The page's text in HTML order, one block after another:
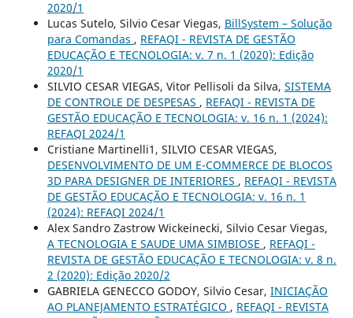
2020/1
Lucas Sutelo, Silvio Cesar Viegas, BillSystem – Solução
para Comandas , REFAQI - REVISTA DE GESTÃO
EDUCAÇÃO E TECNOLOGIA: v. 7 n. 1 (2020): Edição
2020/1
SILVIO CESAR VIEGAS, Vitor Pellisoli da Silva, SISTEMA
DE CONTROLE DE DESPESAS , REFAQI - REVISTA DE
GESTÃO EDUCAÇÃO E TECNOLOGIA: v. 16 n. 1 (2024):
REFAQI 2024/1
Cristiane Martinelli1, SILVIO CESAR VIEGAS,
DESENVOLVIMENTO DE UM E-COMMERCE DE BLOCOS
3D PARA DESIGNER DE INTERIORES , REFAQI - REVISTA
DE GESTÃO EDUCAÇÃO E TECNOLOGIA: v. 16 n. 1
(2024): REFAQI 2024/1
Alex Sandro Zastrow Wickeinecki, Silvio Cesar Viegas,
A TECNOLOGIA E SAUDE UMA SIMBIOSE , REFAQI -
REVISTA DE GESTÃO EDUCAÇÃO E TECNOLOGIA: v. 8 n.
2 (2020): Edição 2020/2
GABRIELA GENECCO GODOY, Silvio Cesar, INICIAÇÃO
AO PLANEJAMENTO ESTRATÉGICO , REFAQI - REVISTA